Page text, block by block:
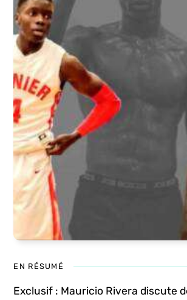
EN RÉSUMÉ
Exclusif : Mauricio Rivera discute